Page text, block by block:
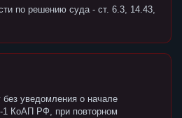
по решению суда - ст. 6.3, 14.43,
уведомления о начале
1 КоАП РФ, при повторном